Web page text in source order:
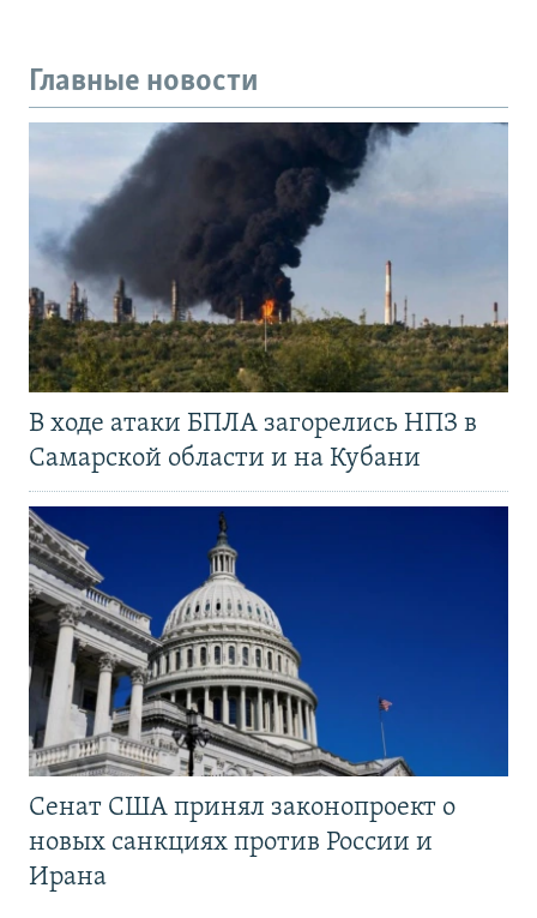
Главные новости
В ходе атаки БПЛА загорелись НПЗ в
Самарской области и на Кубани
Сенат США принял законопроект о
новых санкциях против России и
Ирана